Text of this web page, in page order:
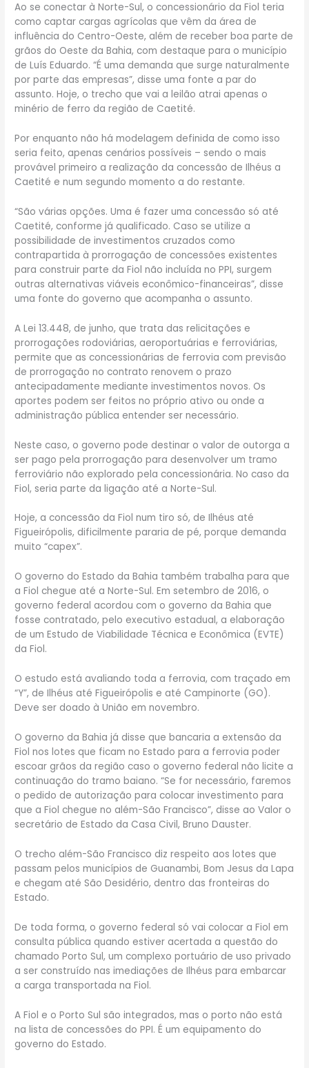
Ao se conectar à Norte-Sul, o concessionário da Fiol teria
como captar cargas agrícolas que vêm da área de
influência do Centro-Oeste, além de receber boa parte de
grãos do Oeste da Bahia, com destaque para o município
de Luís Eduardo. “É uma demanda que surge naturalmente
por parte das empresas”, disse uma fonte a par do
assunto. Hoje, o trecho que vai a leilão atrai apenas o
minério de ferro da região de Caetité.
Por enquanto não há modelagem definida de como isso
seria feito, apenas cenários possíveis – sendo o mais
provável primeiro a realização da concessão de Ilhéus a
Caetité e num segundo momento a do restante.
“São várias opções. Uma é fazer uma concessão só até
Caetité, conforme já qualificado. Caso se utilize a
possibilidade de investimentos cruzados como
contrapartida à prorrogação de concessões existentes
para construir parte da Fiol não incluída no PPI, surgem
outras alternativas viáveis econômico-financeiras”, disse
uma fonte do governo que acompanha o assunto.
A Lei 13.448, de junho, que trata das relicitações e
prorrogações rodoviárias, aeroportuárias e ferroviárias,
permite que as concessionárias de ferrovia com previsão
de prorrogação no contrato renovem o prazo
antecipadamente mediante investimentos novos. Os
aportes podem ser feitos no próprio ativo ou onde a
administração pública entender ser necessário.
Neste caso, o governo pode destinar o valor de outorga a
ser pago pela prorrogação para desenvolver um tramo
ferroviário não explorado pela concessionária. No caso da
Fiol, seria parte da ligação até a Norte-Sul.
Hoje, a concessão da Fiol num tiro só, de Ilhéus até
Figueirópolis, dificilmente pararia de pé, porque demanda
muito “capex”.
O governo do Estado da Bahia também trabalha para que
a Fiol chegue até a Norte-Sul. Em setembro de 2016, o
governo federal acordou com o governo da Bahia que
fosse contratado, pelo executivo estadual, a elaboração
de um Estudo de Viabilidade Técnica e Econômica (EVTE)
da Fiol.
O estudo está avaliando toda a ferrovia, com traçado em
“Y”, de Ilhéus até Figueirópolis e até Campinorte (GO).
Deve ser doado à União em novembro.
O governo da Bahia já disse que bancaria a extensão da
Fiol nos lotes que ficam no Estado para a ferrovia poder
escoar grãos da região caso o governo federal não licite a
continuação do tramo baiano. “Se for necessário, faremos
o pedido de autorização para colocar investimento para
que a Fiol chegue no além-São Francisco”, disse ao Valor o
secretário de Estado da Casa Civil, Bruno Dauster.
O trecho além-São Francisco diz respeito aos lotes que
passam pelos municípios de Guanambi, Bom Jesus da Lapa
e chegam até São Desidério, dentro das fronteiras do
Estado.
De toda forma, o governo federal só vai colocar a Fiol em
consulta pública quando estiver acertada a questão do
chamado Porto Sul, um complexo portuário de uso privado
a ser construído nas imediações de Ilhéus para embarcar
a carga transportada na Fiol.
A Fiol e o Porto Sul são integrados, mas o porto não está
na lista de concessões do PPI. É um equipamento do
governo do Estado.